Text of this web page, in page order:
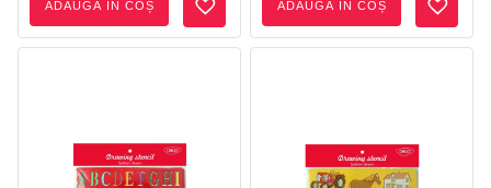
ADAUGĂ ÎN COȘ ADAUGĂ ÎN COȘ